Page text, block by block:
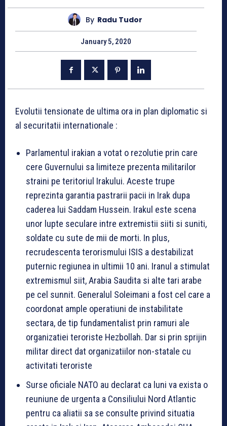
By Radu Tudor
January 5, 2020
Evolutii tensionate de ultima ora in plan diplomatic si
al securitatii internationale :
Parlamentul irakian a votat o rezolutie prin care
cere Guvernului sa limiteze prezenta militarilor
straini pe teritoriul Irakului. Aceste trupe
reprezinta garantia pastrarii pacii in Irak dupa
caderea lui Saddam Hussein. Irakul este scena
unor lupte seculare intre extremistii siiti si suniti,
soldate cu sute de mii de morti. In plus,
recrudescenta terorismului ISIS a destabilizat
puternic regiunea in ultimii 10 ani. Iranul a stimulat
extremismul siit, Arabia Saudita si alte tari arabe
pe cel sunnit. Generalul Soleimani a fost cel care a
coordonat ample operatiuni de instabilitate
sectara, de tip fundamentalist prin ramuri ale
organizatiei teroriste Hezbollah. Dar si prin sprijin
militar direct dat organizatiilor non-statale cu
activitati teroriste
Surse oficiale NATO au declarat ca luni va exista o
reuniune de urgenta a Consiliului Nord Atlantic
pentru ca aliatii sa se consulte privind situatia